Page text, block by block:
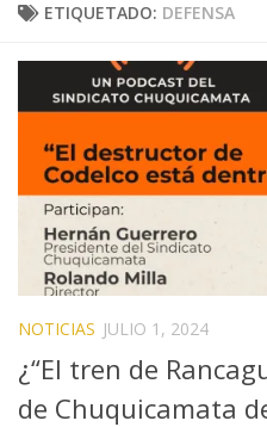
ETIQUETADO: DEFENSA
NOTICIAS JULIO 1, 2024
¿“El tren de
de Chuquicamata